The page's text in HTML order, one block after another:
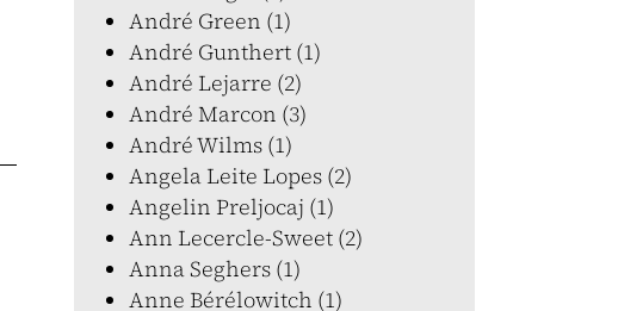
André Green (1)
André Gunthert (1)
André Lejarre (2)
André Marcon (3)
André Wilms (1)
Angela Leite Lopes (2)
Angelin Preljocaj (1)
Ann Lecercle-Sweet (2)
Anna Seghers (1)
Anne Bérélowitch (1)